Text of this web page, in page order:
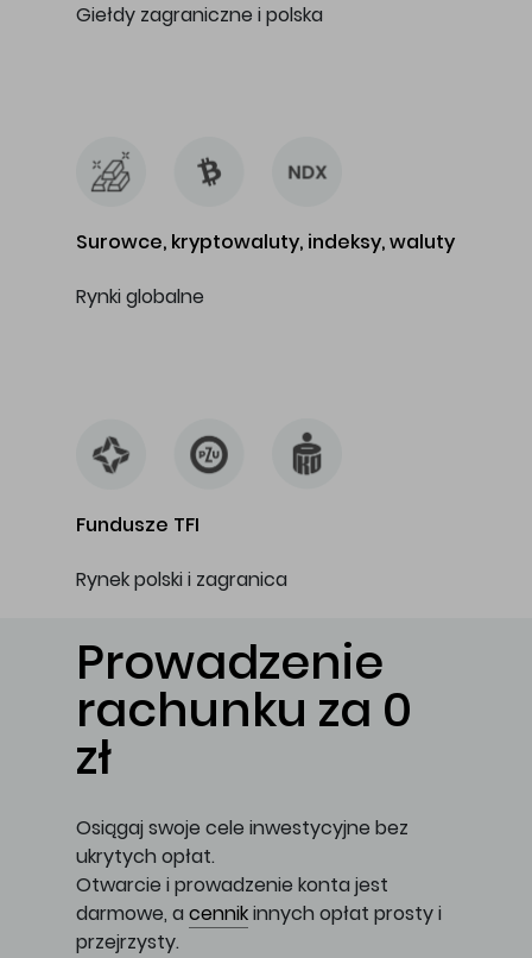
Giełdy zagraniczne i polska
Surowce, kryptowaluty, indeksy, waluty
Rynki globalne
Fundusze TFI
Rynek polski i zagranica
Prowadzenie
rachunku za 0
zł
Osiągaj swoje cele inwestycyjne bez
ukrytych opłat.
Otwarcie i prowadzenie konta jest
darmowe, a cennikinnych opłat prosty i
przejrzysty.